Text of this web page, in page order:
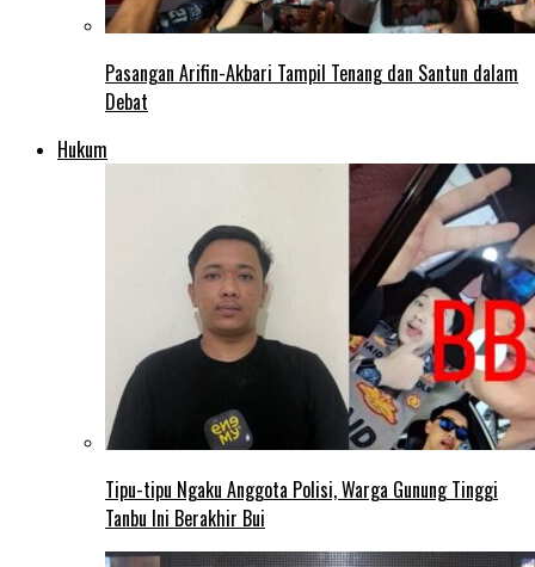
Pasangan Arifin-Akbari Tampil Tenang dan Santun dalam
Debat
Hukum
Tipu-tipu Ngaku Anggota Polisi, Warga Gunung Tinggi
Tanbu Ini Berakhir Bui